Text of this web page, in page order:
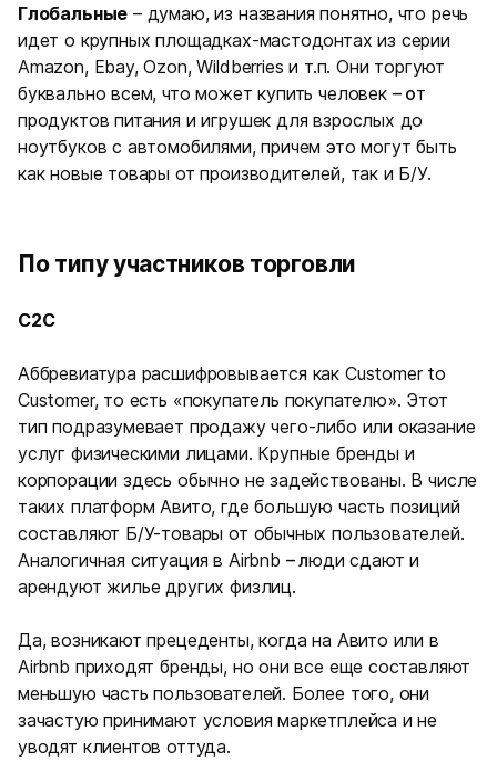
Глобальные – думаю, из названия понятно, что речь
идет о крупных площадках-мастодонтах из серии
Amazon, Ebay, Ozon, Wildberries и т.п. Они торгуют
буквально всем, что может купить человек – от
продуктов питания и игрушек для взрослых до
ноутбуков с автомобилями, причем это могут быть
как новые товары от производителей, так и Б/У.
По типу участников торговли
C2C
Аббревиатура расшифровывается как Customer to
Customer, то есть «покупатель покупателю». Этот
тип подразумевает продажу чего-либо или оказание
услуг физическими лицами. Крупные бренды и
корпорации здесь обычно не задействованы. В числе
таких платформ Авито, где большую часть позиций
составляют Б/У-товары от обычных пользователей.
Аналогичная ситуация в Airbnb – люди сдают и
арендуют жилье других физлиц.
Да, возникают прецеденты, когда на Авито или в
Airbnb приходят бренды, но они все еще составляют
меньшую часть пользователей. Более того, они
зачастую принимают условия маркетплейса и не
уводят клиентов оттуда.